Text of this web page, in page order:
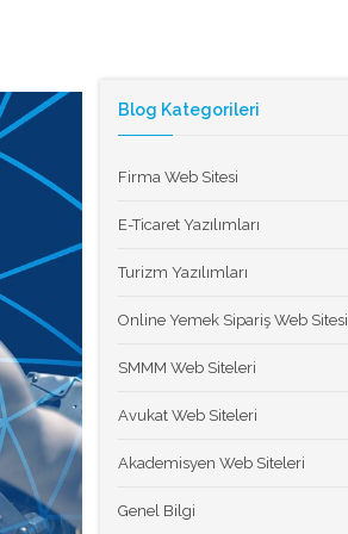
Blog Kategorileri
Firma Web Sitesi
E-Ticaret Yazılımları
Turizm Yazılımları
Online Yemek Sipariş Web Sitesi
SMMM Web Siteleri
Avukat Web Siteleri
Akademisyen Web Siteleri
Genel Bilgi